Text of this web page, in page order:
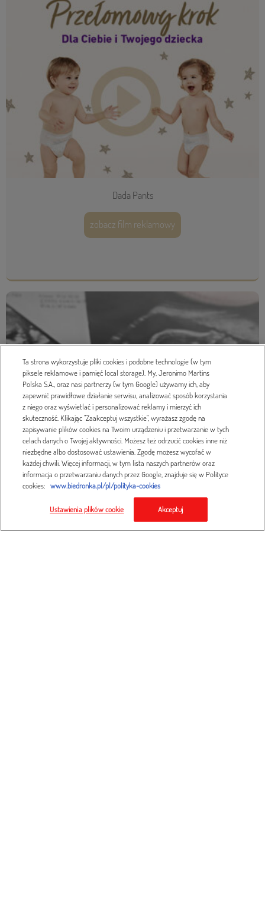
Dada Pants
zobacz film reklamowy
Kalkulator porodu
wypróbuj
Ta strona wykorzystuje pliki cookies i podobne technologie (w tym
piksele reklamowe i pamięć local storage). My, Jeronimo Martins
Polska S.A., oraz nasi partnerzy (w tym Google) używamy ich, aby
zapewnić prawidłowe działanie serwisu, analizować sposób korzystania
z niego oraz wyświetlać i personalizować reklamy i mierzyć ich
skuteczność. Klikając "Zaakceptuj wszystkie", wyrażasz zgodę na
zapisywanie plików cookies na Twoim urządzeniu i przetwarzanie w tych
celach danych o Twojej aktywności. Możesz też odrzucić cookies inne niż
niezbędne albo dostosować ustawienia. Zgodę możesz wycofać w
każdej chwili. Więcej informacji, w tym lista naszych partnerów oraz
informacja o przetwarzaniu danych przez Google, znajduje się w Polityce
cookies: www.biedronka.pl/pl/polityka-cookies
Ustawienia plików cookie Akceptuj